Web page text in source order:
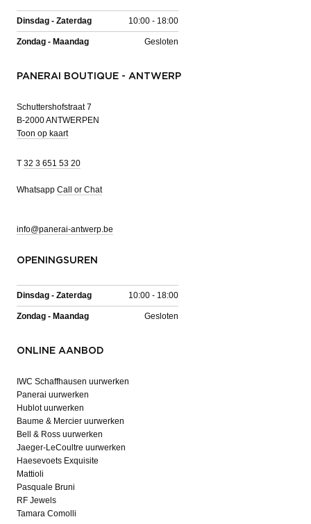
Dinsdag - Zaterdag 10:00 - 18:00
Zondag - Maandag Gesloten
PANERAI BOUTIQUE - ANTWERP
Schuttershofstraat 7
B-2000 ANTWERPEN
Toon op kaart
T 32 3 651 53 20
Whatsapp Call or Chat
info@panerai-antwerp.be
OPENINGSUREN
Dinsdag - Zaterdag 10:00 - 18:00
Zondag - Maandag Gesloten
ONLINE AANBOD
IWC Schaffhausen uurwerken
Panerai uurwerken
Hublot uurwerken
Baume & Mercier uurwerken
Bell & Ross uurwerken
Jaeger-LeCoultre uurwerken
Haesevoets Exquisite
Mattioli
Pasquale Bruni
RF Jewels
Tamara Comolli